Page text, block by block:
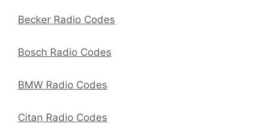
Becker Radio Codes
Bosch Radio Codes
BMW Radio Codes
Citan Radio Codes